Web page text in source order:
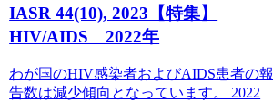
IASR 44(10), 2023【特集】
HIV/AIDS 2022年
わが国のHIV感染者およびAIDS患者の報
告数は減少傾向となっています。 2022